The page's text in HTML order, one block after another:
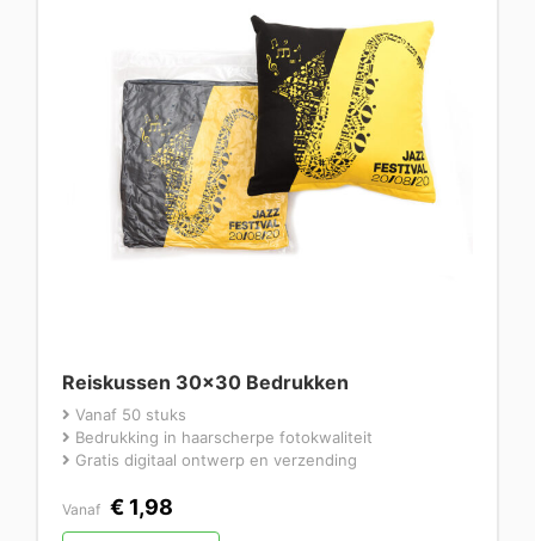
Reiskussen 30×30 Bedrukken
Vanaf 50 stuks
Bedrukking in haarscherpe fotokwaliteit
Gratis digitaal ontwerp en verzending
Vanaf € 1,98